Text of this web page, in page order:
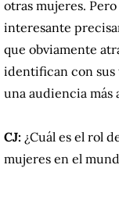
otras mujeres.
interesante
que obviamente
identifican con sus
una audiencia más
CJ: ¿Cuál es el rol
mujeres en el